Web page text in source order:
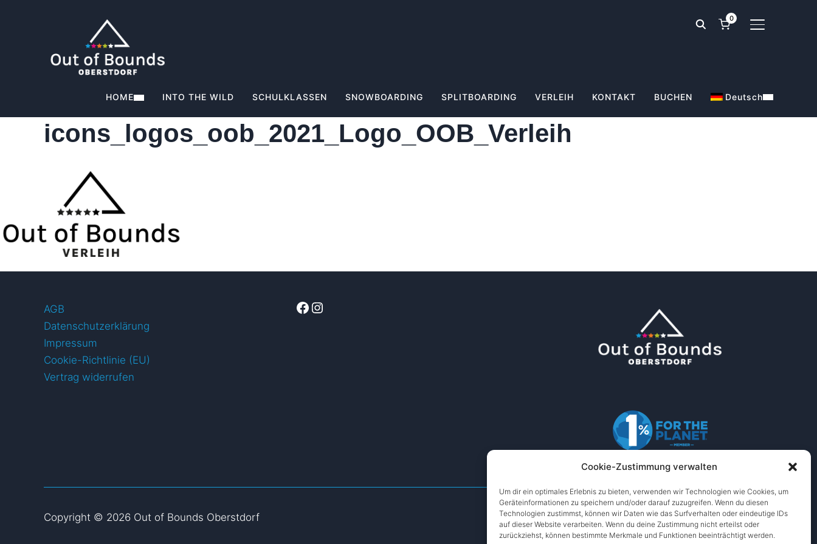
Cookie-Zustimmung verwalten
Um dir ein optimales Erlebnis zu bieten, verwenden wir Technologien wie Cookies, um
Geräteinformationen zu speichern und/oder darauf zuzugreifen. Wenn du diesen
Technologien zustimmst, können wir Daten wie das Surfverhalten oder eindeutige IDs
auf dieser Website verarbeiten. Wenn du deine Zustimmung nicht erteilst oder
zurückziehst, können bestimmte Merkmale und Funktionen beeinträchtigt werden.
0
HOME INTO THE WILD SCHULKLASSEN SNOWBOARDING SPLITBOARDING VERLEIH KONTAKT BUCHEN Deutsch
icons_logos_oob_2021_Logo_OOB_Verleih
AGB
Datenschutzerklärung
Impressum
Cookie-Richtlinie (EU)
Vertrag widerrufen
Facebook
Instagram
Copyright © 2026 Out of Bounds Oberstdorf Entworfen vonWPZOOM